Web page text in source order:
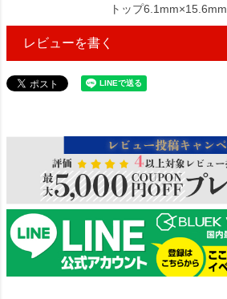
トップ6.1mm×15.6mm
レビューを書く